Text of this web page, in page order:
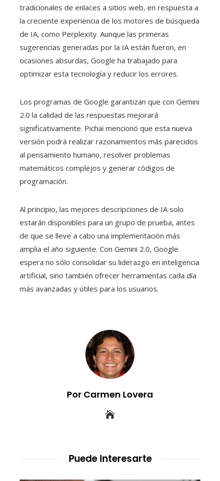
tradicionales de enlaces a sitios web, en respuesta a
la creciente experiencia de los motores de búsqueda
de IA, como Perplexity. Aunque las primeras
sugerencias generadas por la IA están fueron, en
ocasiones absurdas, Google ha trabajado para
optimizar esta tecnología y reducir los errores.
Los programas de Google garantizan que con Gemini
2.0 la calidad de las respuestas mejorará
significativamente. Pichai mencionó que esta nueva
versión podrá realizar razonamientos más parecidos
al pensamiento humano, resolver problemas
matemáticos complejos y generar códigos de
programación.
Al principio, las mejores descripciones de IA solo
estarán disponibles para un grupo de prueba, antes
de que se lleve a cabo una implementación más
amplia el año siguiente. Con Gemini 2.0, Google
espera no sólo consolidar su liderazgo en inteligencia
artificial, sino también ofrecer herramientas cada día
más avanzadas y útiles para los usuarios.
Por Carmen Lovera
Puede Interesarte